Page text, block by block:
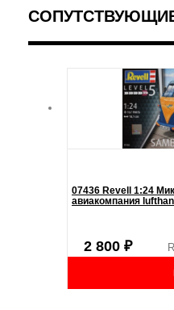
07436 Revell 1:24
авиакомпания
2 800 ₽